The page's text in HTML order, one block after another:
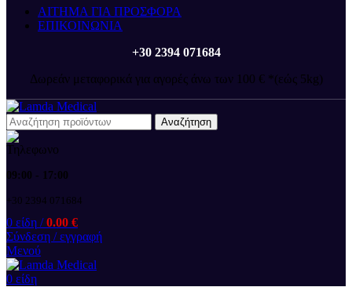
ΑΙΤΗΜΑ ΓΙΑ ΠΡΟΣΦΟΡΑ
ΕΠΙΚΟΙΝΩΝΙΑ
+30 2394 071684
Δωρεάν μεταφορικά για αγορές άνω των 100 € *(εώς 5kg)
Αναζήτηση
09:00 - 17:00
+30 2394 071684
0 είδη / 0.00 €
Σύνδεση / εγγραφή
Μενού
0 είδη